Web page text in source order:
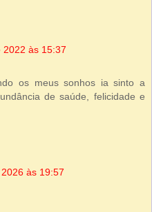
às 15:37
os meus sonhos ia sinto a
de saúde, felicidade e
às 19:57